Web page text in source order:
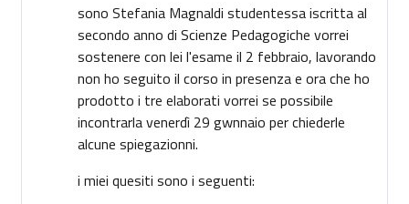
sono Stefania Magnaldi studentessa iscritta al
secondo anno di Scienze Pedagogiche vorrei
sostenere con lei l'esame il 2 febbraio, lavorando
non ho seguito il corso in presenza e ora che ho
prodotto i tre elaborati vorrei se possibile
incontrarla venerdì 29 gwnnaio per chiederle
alcune spiegazionni.
i miei quesiti sono i seguenti: